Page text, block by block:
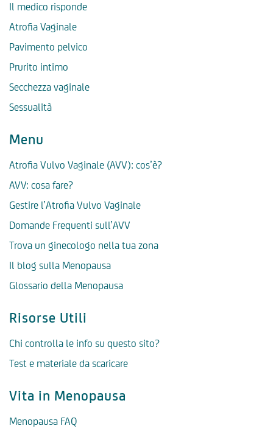
Il medico risponde
Atrofia Vaginale
Pavimento pelvico
Prurito intimo
Secchezza vaginale
Sessualità
Menu
Atrofia Vulvo Vaginale (AVV): cos’è?
AVV: cosa fare?
Gestire l’Atrofia Vulvo Vaginale
Domande Frequenti sull’AVV
Trova un ginecologo nella tua zona
Il blog sulla Menopausa
Glossario della Menopausa
Risorse Utili
Chi controlla le info su questo sito?
Test e materiale da scaricare
Vita in Menopausa
Menopausa FAQ